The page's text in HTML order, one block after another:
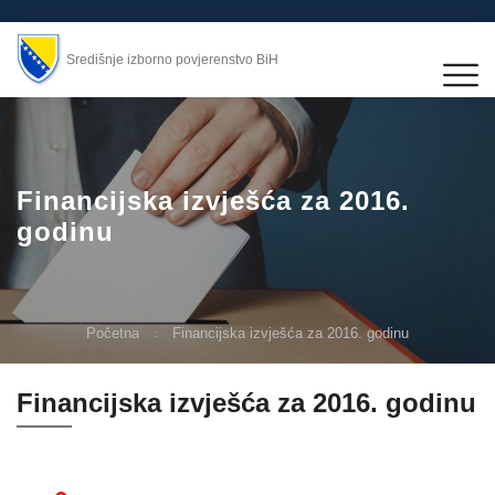
Središnje izborno povjerenstvo BiH
Financijska izvješća za 2016.
godinu
Početna Financijska izvješća za 2016. godinu
Financijska izvješća za 2016. godinu